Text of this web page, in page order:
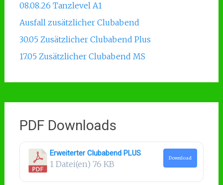
08.08.26 Tanzlevel A1
Ausfall zusätzlicher Clubabend
30.05 Zusätzlicher Clubabend Plus
17.05 Zusätzlicher Clubabend MS
PDF Downloads
Erweiterter Clubabend PLUS
1 Datei(en)76 KB
Download